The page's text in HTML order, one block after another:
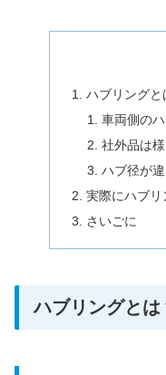
ハブリングと
車両側の
社外品は
ハブ径が
実際にハブリ
さいごに
ハブリングとは